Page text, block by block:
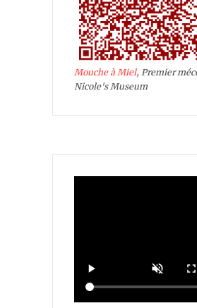
Mouche à Miel, Premier
Nicole's Museum